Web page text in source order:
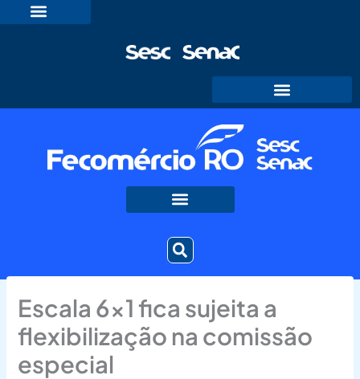
para
Escala 6×1 fica sujeita a
flexibilização na comissão
especial